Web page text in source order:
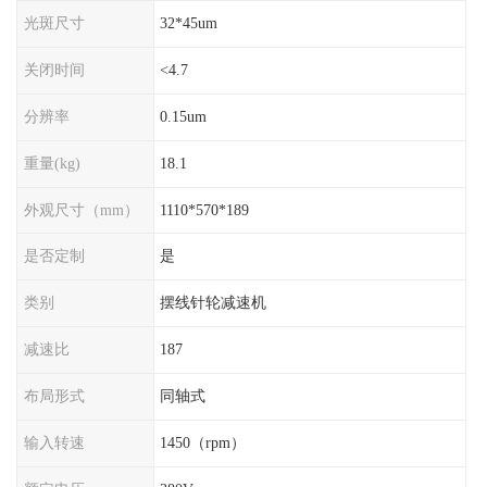
光斑尺寸 32*45um
关闭时间 <4.7
分辨率 0.15um
重量(kg) 18.1
外观尺寸（mm） 1110*570*189
是否定制 是
类别 摆线针轮减速机
减速比 187
布局形式 同轴式
输入转速 1450（rpm）